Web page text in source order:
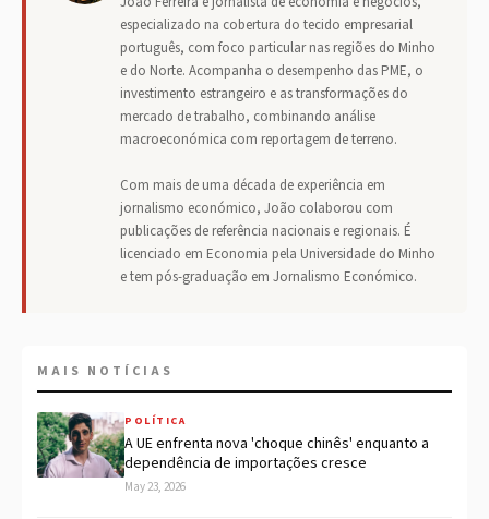
especializado na cobertura do tecido empresarial
português, com foco particular nas regiões do Minho
e do Norte. Acompanha o desempenho das PME, o
investimento estrangeiro e as transformações do
mercado de trabalho, combinando análise
macroeconómica com reportagem de terreno.
Com mais de uma década de experiência em
jornalismo económico, João colaborou com
publicações de referência nacionais e regionais. É
licenciado em Economia pela Universidade do Minho
e tem pós-graduação em Jornalismo Económico.
MAIS NOTÍCIAS
POLÍTICA
A UE enfrenta nova 'choque chinês' enquanto a
dependência de importações cresce
May 23, 2026